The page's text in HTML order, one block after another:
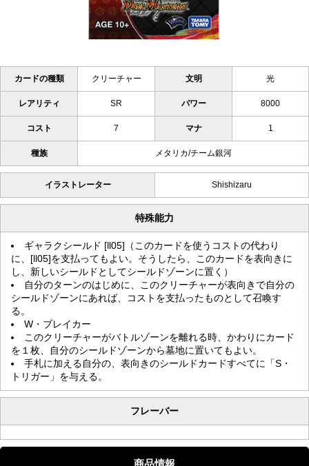
カードの種類 クリーチャー 文明 光
レアリティ SR パワー 8000
コスト 7 マナ 1
種族 メタリカ/チーム銀河
イラストレーター Shishizaru
特殊能力
ギャラクシールド [ll05]（このカードを使うコストの代わり
に、[ll05]を支払ってもよい。そうしたら、このカードを表向きに
し、新しいシールドとしてシールドゾーンに置く）
自分のターンのはじめに、このクリーチャーが表向きで自分の
シールドゾーンにあれば、コストを支払ったものとして召喚す
る。
W・ブレイカー
このクリーチャーがバトルゾーンを離れる時、かわりにカード
を１枚、自分のシールドゾーンから墓地に置いてもよい。
手札に加える自分の、表向きのシールドカードすべてに「S・
トリガー」を与える。
フレーバー